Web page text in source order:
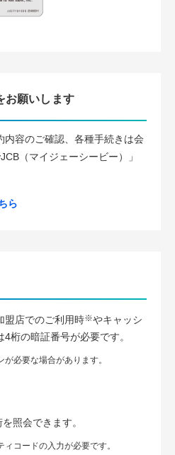
お願いします
内容のご確認、各種手続きは会
（マイジェーシービー）」
ら
盟店でのご利用時※やキャッシ
桁の暗証番号が必要です。
必要な場合があります。
照会できます。
コードの入力が必要です。